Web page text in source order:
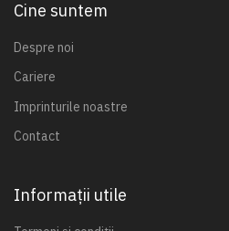
Cine suntem
Despre noi
Cariere
Imprinturile noastre
Contact
Informații utile